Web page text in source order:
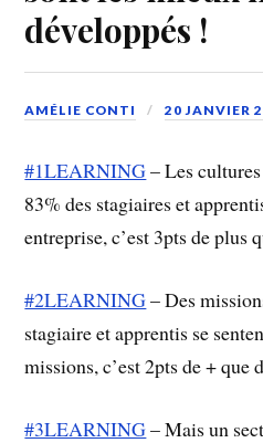
développés !
AMÉLIE CONTI 20 JANVIER
#1LEARNING– Les
83% des stagiaires et
entreprise, c’est 3pts de plus
#2LEARNING– Des
stagiaire et apprentis se
missions, c’est 2pts de + que
#3LEARNING– Mais un